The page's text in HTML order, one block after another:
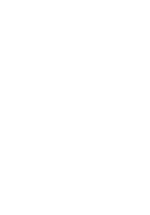
Los únicos que entrarán
marbellí. Pero los del
diferentes zonas por
oscilan desde los 130
los abonados del
de tribuna y preferencia